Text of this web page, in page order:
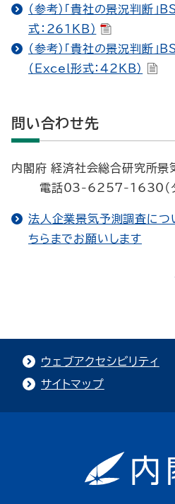
（参考）「貴社の景況判断」
式：261KB）
（参考）「貴社の景況判断」
（Excel形式：42KB）
問い合わせ先
内閣府 経済社会総合研究所景
電話03-6257-1630（ダ
法人企業景気予測調査につ
ちらまでお願いします
ウェブアクセシビリティ
サイトマップ